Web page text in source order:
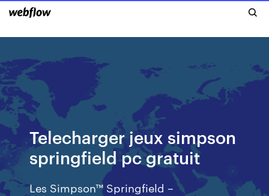
Telecharger jeux simpson
springfield pc gratuit
Les Simpson™ Springfield –